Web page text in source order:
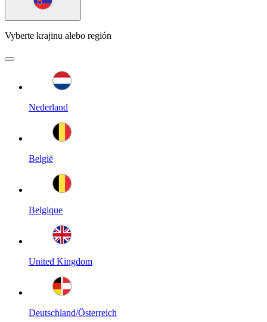
Vyberte krajinu alebo región
Nederland
België
Belgique
United Kingdom
Deutschland/Österreich